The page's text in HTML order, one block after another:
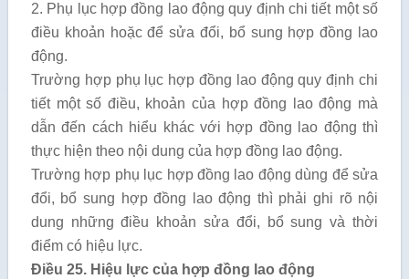
2. Phụ lục hợp đồng lao động quy định chi tiết một số
điều khoản hoặc để sửa đổi, bổ sung hợp đồng lao
động.
Trường hợp phụ lục hợp đồng lao động quy định chi
tiết một số điều, khoản của hợp đồng lao động mà
dẫn đến cách hiểu khác với hợp đồng lao động thì
thực hiện theo nội dung của hợp đồng lao động.
Trường hợp phụ lục hợp đồng lao động dùng để sửa
đổi, bổ sung hợp đồng lao động thì phải ghi rõ nội
dung những điều khoản sửa đổi, bổ sung và thời
điểm có hiệu lực.
Điều 25. Hiệu lực của hợp đồng lao động